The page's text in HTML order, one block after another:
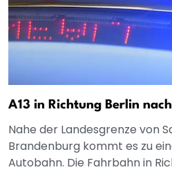
A13 in Richtung Berlin
Nahe der Landesgrenze von
Brandenburg kommt es zu
Autobahn. Die Fahrbahn in